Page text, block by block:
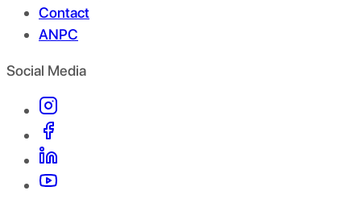
Contact
ANPC
Social Media